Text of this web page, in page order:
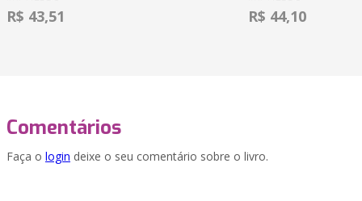
R$ 43,51 R$ 44,10
Comentários
Faça o login deixe o seu comentário sobre o livro.